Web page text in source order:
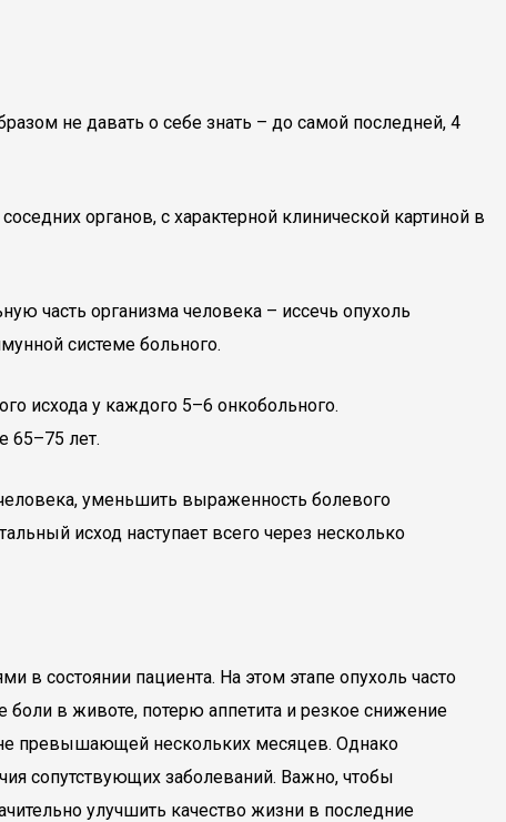
не давать о себе знать – до самой последней, 4
органов, с характерной клинической картиной в
часть организма человека – иссечь опухоль
системе больного.
исхода у каждого 5–6 онкобольного.
65–75 лет.
уменьшить выраженность болевого
исход наступает всего через несколько
в состоянии пациента. На этом этапе опухоль часто
боли в животе, потерю аппетита и резкое снижение
не превышающей нескольких месяцев. Однако
сопутствующих заболеваний. Важно, чтобы
улучшить качество жизни в последние